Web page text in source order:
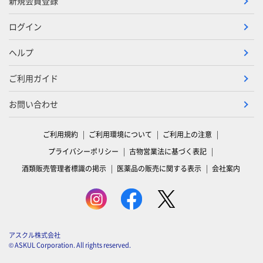
ログイン
ヘルプ
ご利用ガイド
お問い合わせ
ご利用規約 ご利用環境について
ご利用上の注意
プライバシーポリシー
古物営業法に基づく表記
酒類販売管理者標識の掲示
医薬品の販売に関する表示 会社案内
アスクル株式会社
© ASKUL Corporation. All rights reserved.